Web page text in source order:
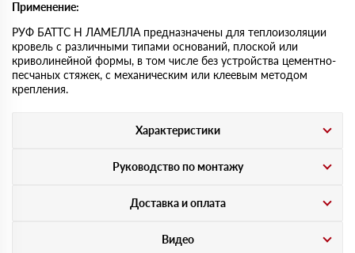
Применение:
РУФ БАТТС Н ЛАМЕЛЛА предназначены для теплоизоляции
кровель с различными типами оснований, плоской или
криволинейной формы, в том числе без устройства цементно-
песчаных стяжек, с механическим или клеевым методом
крепления.
Характеристики
Руководство по монтажу
Доставка и оплата
Видео